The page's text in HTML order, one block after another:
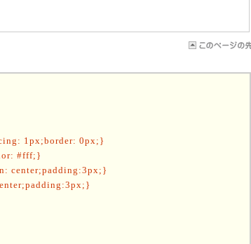
1px;border: 0px;}
#fff;}
center;padding:3px;}